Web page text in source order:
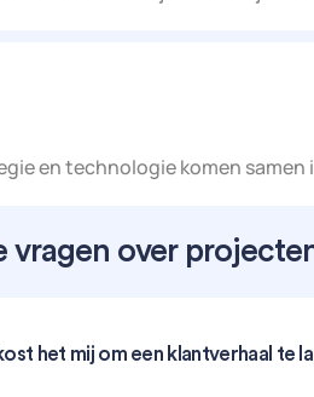
en technologie komen samen
vragen over
het mij om een klantverhaal te